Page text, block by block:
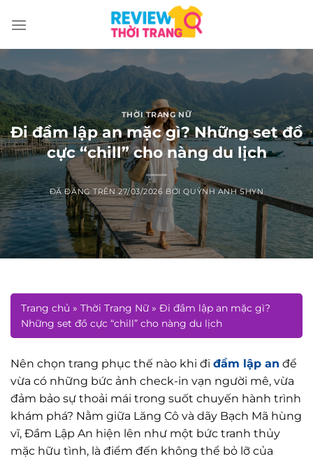
đến
THỜI TRANG NỮ
Đi đầm lập an mặc gì? Những set đồ
cực “chill” cho nàng du lịch
ĐÃ ĐĂNG TRÊN27/03/2026 BỞIQUỲNH ANH SHYN
Trang chủ » Thời Trang Nữ» Đi đầm lập an mặc gì?
Những set đồ cực “chill” cho nàng du lịch
Nên chọn trang phục thế nào khi đi đầm lập an để
vừa có những bức ảnh check-in vạn người mê, vừa
đảm bảo sự thoải mái trong suốt chuyến hành trình
khám phá? Nằm giữa Lăng Cô và dãy Bạch Mã hùng
vĩ, Đầm Lập An hiện lên như một bức tranh thủy
mặc hữu tình, là điểm đến không thể bỏ lỡ của